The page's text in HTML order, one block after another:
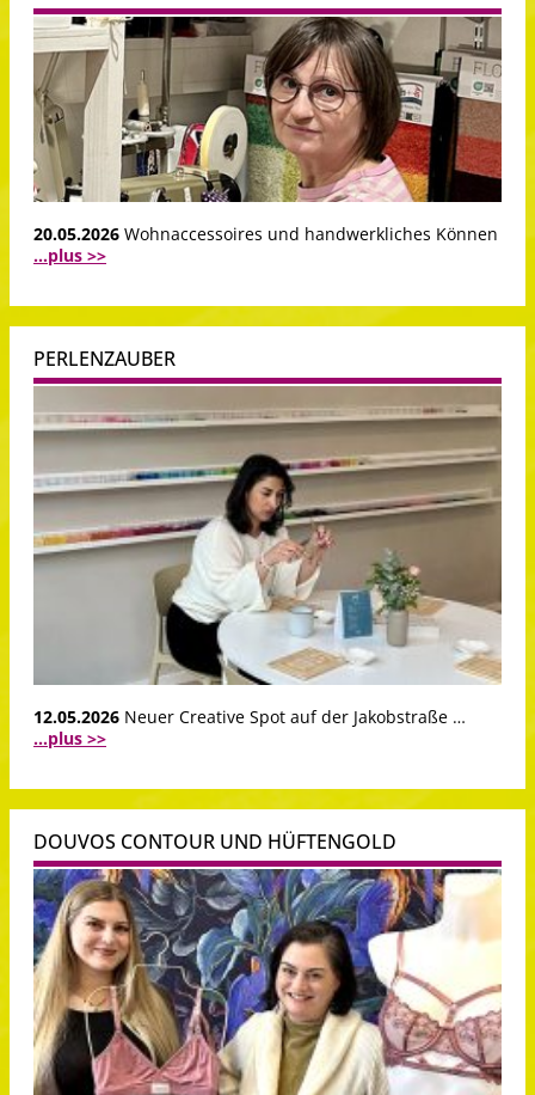
20.05.2026 Wohnaccessoires und handwerkliches Können
...plus >>
PERLENZAUBER
12.05.2026 Neuer Creative Spot auf der Jakobstraße …
...plus >>
DOUVOS CONTOUR UND HÜFTENGOLD